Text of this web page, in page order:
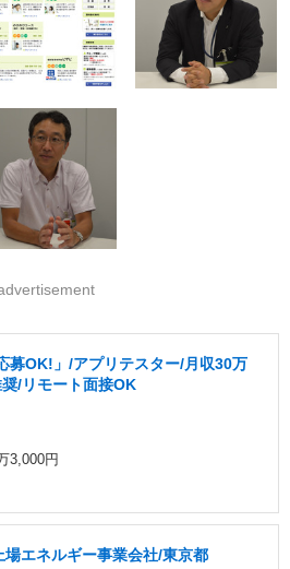
募OK!」/アプリテスター/月収30万
/リモート面接OK
3,000円
エネルギー事業会社/東京都